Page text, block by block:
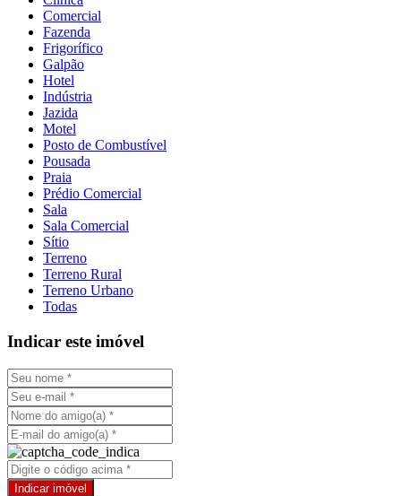
Comercial
Fazenda
Frigorífico
Galpão
Hotel
Indústria
Jazida
Motel
Posto de Combustível
Pousada
Praia
Prédio Comercial
Sala
Sala Comercial
Sítio
Terreno
Terreno Rural
Terreno Urbano
Todas
Indicar este imóvel